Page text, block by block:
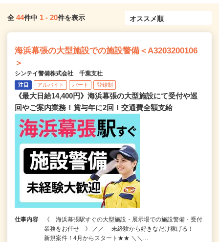
全 44件中 1 - 20件を表示
海浜幕張の大型施設での施設警備＜A3203200106
＞
シンテイ警備株式会社 千葉支社
注目 アルバイト パート 登録制
《最大日給14,400円》海浜幕張の大型施設にて受付や巡
回やご案内業務！賞与年に2回！交通費全額支給
仕事内容
《 海浜幕張駅すぐの大型施設・展示場での施設警備・受付
業務をお任せ 》 ／／ 未経験から好きなだけ稼げる！
新規案件！4月からスタート★★ ＼＼…